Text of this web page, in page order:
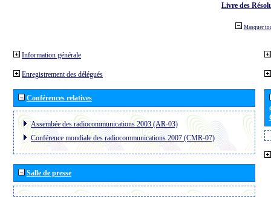
Livre des
Masquer
Information générale
Enregistrement des délégués
Conférences relatives
Assembée des radiocommunications 2003 (AR-03)
Conférence mondiale des radiocommunications 2007 (CMR-07)
Salle de presse